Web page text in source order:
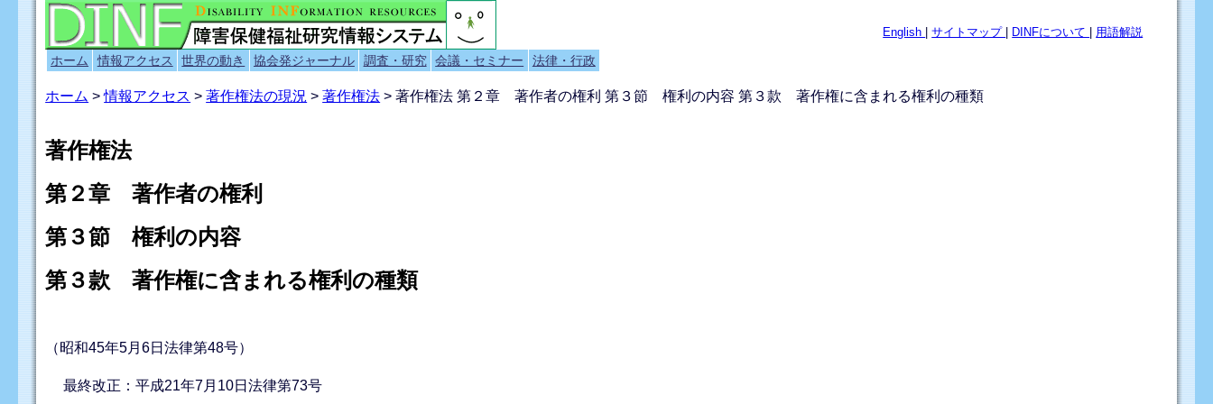
English |サイトマップ DINFについて 用語解説
ホーム 情報アクセス 世界の動き 協会発ジャーナル 調査・研究 会議・セミナー 法律・行政
ホーム >情報アクセス >著作権法の現況 >著作権法 > 著作権法 第２章 著作者の権利 第３節 権利の内容 第３款 著作権に含まれる権利の種類
著作権法
第２章 著作者の権利
第３節 権利の内容
第３款 著作権に含まれる権利の種類
（昭和45年5月6日法律第48号）
最終改正：平成21年7月10日法律第73号